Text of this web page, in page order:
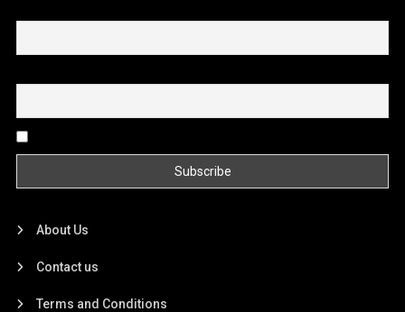
About Us
Contact us
Terms and Conditions